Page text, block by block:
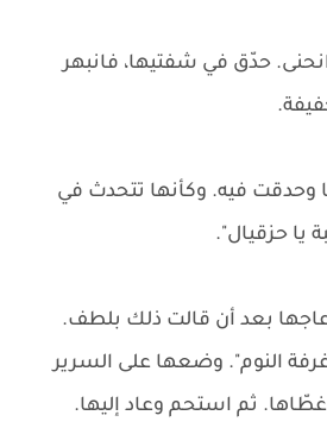
حدّق في شفتيها، فانبهر
وحدقت فيه. وكأنها تتحدث في
يا حزقيال".
بعد أن قالت ذلك بلطف.
النوم". وضعها على السرير
ثم استحم وعاد إليها.